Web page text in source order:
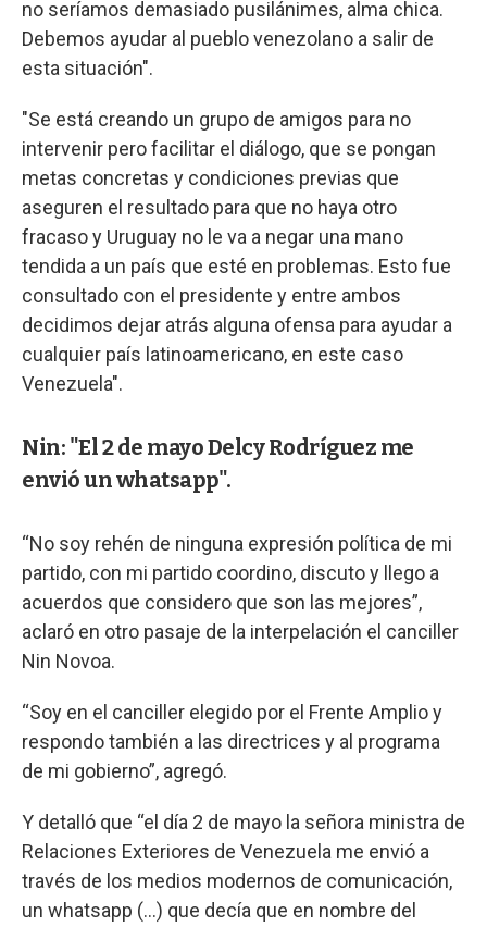
no seríamos demasiado pusilánimes, alma chica.
Debemos ayudar al pueblo venezolano a salir de
esta situación".
"Se está creando un grupo de amigos para no
intervenir pero facilitar el diálogo, que se pongan
metas concretas y condiciones previas que
aseguren el resultado para que no haya otro
fracaso y Uruguay no le va a negar una mano
tendida a un país que esté en problemas. Esto fue
consultado con el presidente y entre ambos
decidimos dejar atrás alguna ofensa para ayudar a
cualquier país latinoamericano, en este caso
Venezuela".
Nin: "El 2 de mayo Delcy Rodríguez me
envió un whatsapp".
“No soy rehén de ninguna expresión política de mi
partido, con mi partido coordino, discuto y llego a
acuerdos que considero que son las mejores”,
aclaró en otro pasaje de la interpelación el canciller
Nin Novoa.
“Soy en el canciller elegido por el Frente Amplio y
respondo también a las directrices y al programa
de mi gobierno”, agregó.
Y detalló que “el día 2 de mayo la señora ministra de
Relaciones Exteriores de Venezuela me envió a
través de los medios modernos de comunicación,
un whatsapp (…) que decía que en nombre del